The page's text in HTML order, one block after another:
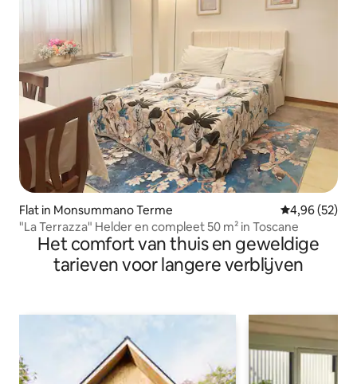
Flat in Monsummano Terme Gemiddelde
4,96 (52)
"La Terrazza" Helder en compleet 50 m² in Toscane
Het comfort van thuis en geweldige
tarieven voor langere verblijven